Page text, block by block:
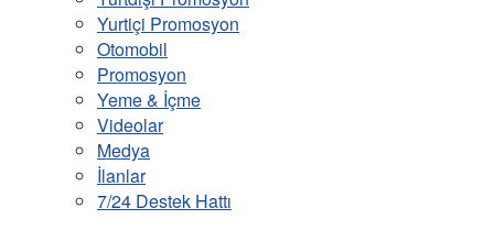
Yurtiçi Promosyon
Otomobil
Promosyon
Yeme & İçme
Videolar
Medya
İlanlar
7/24 Destek Hattı